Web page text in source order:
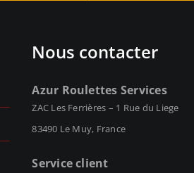
Nous contacter
Azur Roulettes Services
ZAC Les Ferrières – 1 Rue du Liege
83490 Le Muy, France
Service client